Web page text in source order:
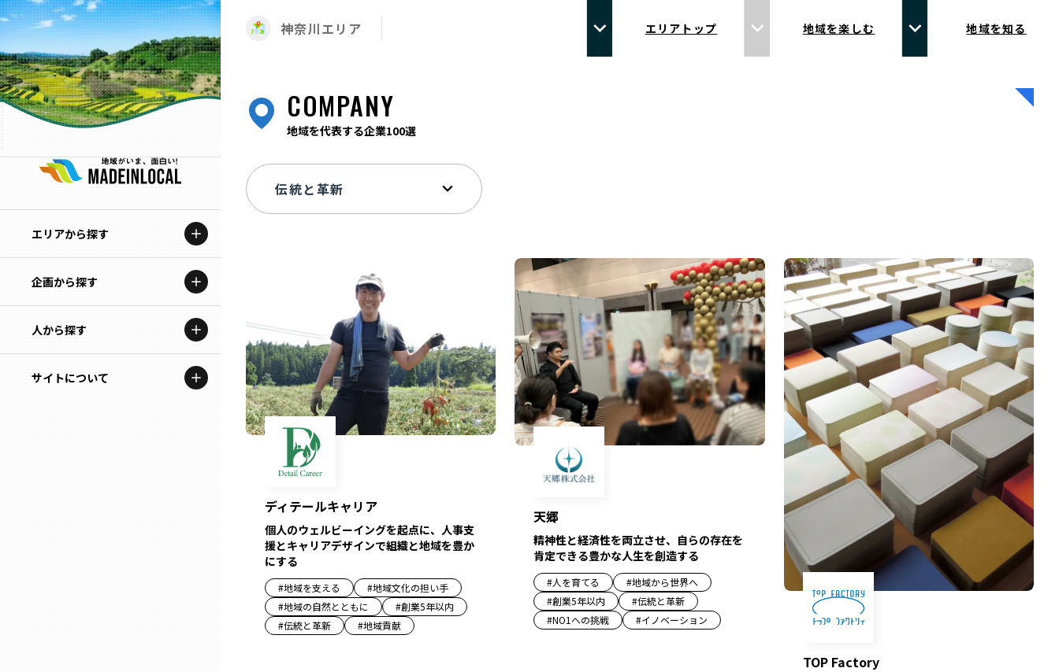
エリアから探す
北海道
青森
岩手
企画から探す
特集コンテンツ
地域を代表する企業100選
人から探す
記事ライター
サイトについて
神奈川エリア エリアトップ 地域を楽しむ 地域を知る
COMPANY
地域を代表する企業100選
ディテールキャリア
個人のウェルビーイングを起点に、人事支
援とキャリアデザインで組織と地域を豊か
にする
#地域を支える #地域文化の担い手
#地域の自然とともに #創業5年以内
#伝統と革新 #地域貢献
天郷
精神性と経済性を両立させ、自らの存在を
肯定できる豊かな人生を創造する
#人を育てる #地域から世界へ
#創業5年以内 #伝統と革新
#NO1への挑戦 #イノベーション
TOP Factory